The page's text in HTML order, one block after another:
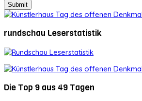
rundschau Leserstatistik
Die Top 9 aus 49 Tagen